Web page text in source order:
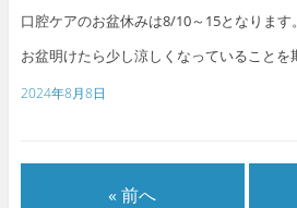
口腔ケアのお盆休みは8/10～15となります。
お盆明けたら少し涼しくなっていることを
2024年8月8日
« 前へ